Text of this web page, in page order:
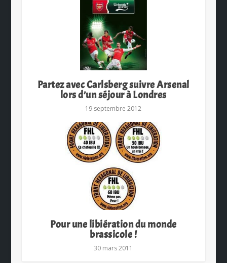
Partez avec Carlsberg suivre Arsenal
lors d’un séjour à Londres
19 septembre 2012
Pour une libiération du monde
brassicole !
30 mars 2011